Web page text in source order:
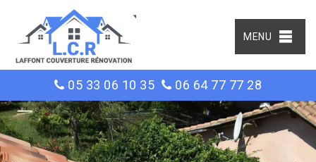
MENU
05 33 06 10 35 06 64 77 77 28